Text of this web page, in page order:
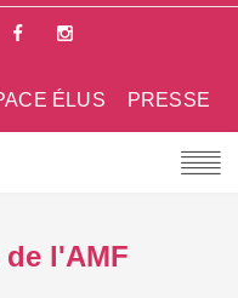
PRESSE
ÉLUS
l'AMF